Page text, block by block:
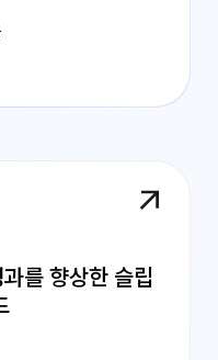
를 향상한 슬립